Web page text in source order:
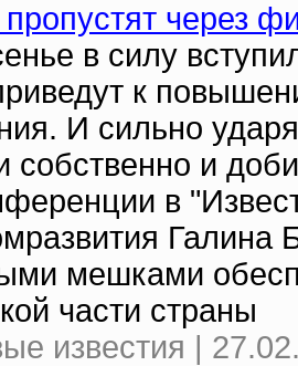
через
в силу
к
И сильно
собственно и
в
Галина
мешками
части страны
известия |